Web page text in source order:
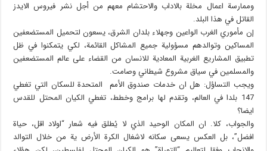
وممارسة اعمال مخلة بالاداب والاحتشام معهم من أجل نشر فيروس الايدز
القاتل في هذا البلد.
إن مأموري الغرب الواعين وجهلاء بلدان الشرق، يسعون لتحميل المستضعفين
المساكين وتوالدهم مسؤولية جميع المشاكل القائمة، لكي يتمكنوا في ظل
تطبيق المشاريع الغربية المعادية للانسان من القضاء على عالم المستضعفين
والمسلمين في سياق مشروع شيطاني وصامت.
ويجب التساؤل: هل ان خدمات صندوق الأمم المتحدة للسكان التي تغطي
147 بلدا في العالم، وتقدم لها برامج وخطط، تغطي الكيان المحتل للقدس
ايضا؟
والجواب، كلا. ان المكان الوحيد الذي لا يُطلق فيه شعار “اولاد اقل، حياة
افضل”، بل العكس يسعى سكانه لاشغال الكرة الأرض ية من خلال التوالد